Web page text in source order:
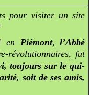
pour visiter un site
en Piémont,l’Abbé
révolutionnaires, fut
toujours sur le qui-
soit de ses amis,